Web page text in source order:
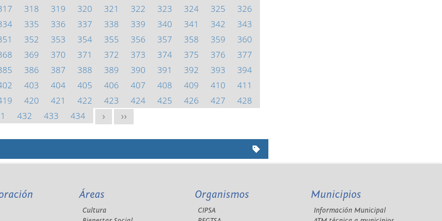
318 319 320 321 322 323 324 325
326
335 336 337 338 339 340 341 342
343
352 353 354 355 356 357 358 359
360
369 370 371 372 373 374 375 376
377
386 387 388 389 390 391 392 393
394
403 404 405 406 407 408 409 410
411
420 421 422 423 424 425 426 427
428
432 433 434 > >>
Áreas
Cultura
Organismos
CIPSA
Municipios
Información Municipal